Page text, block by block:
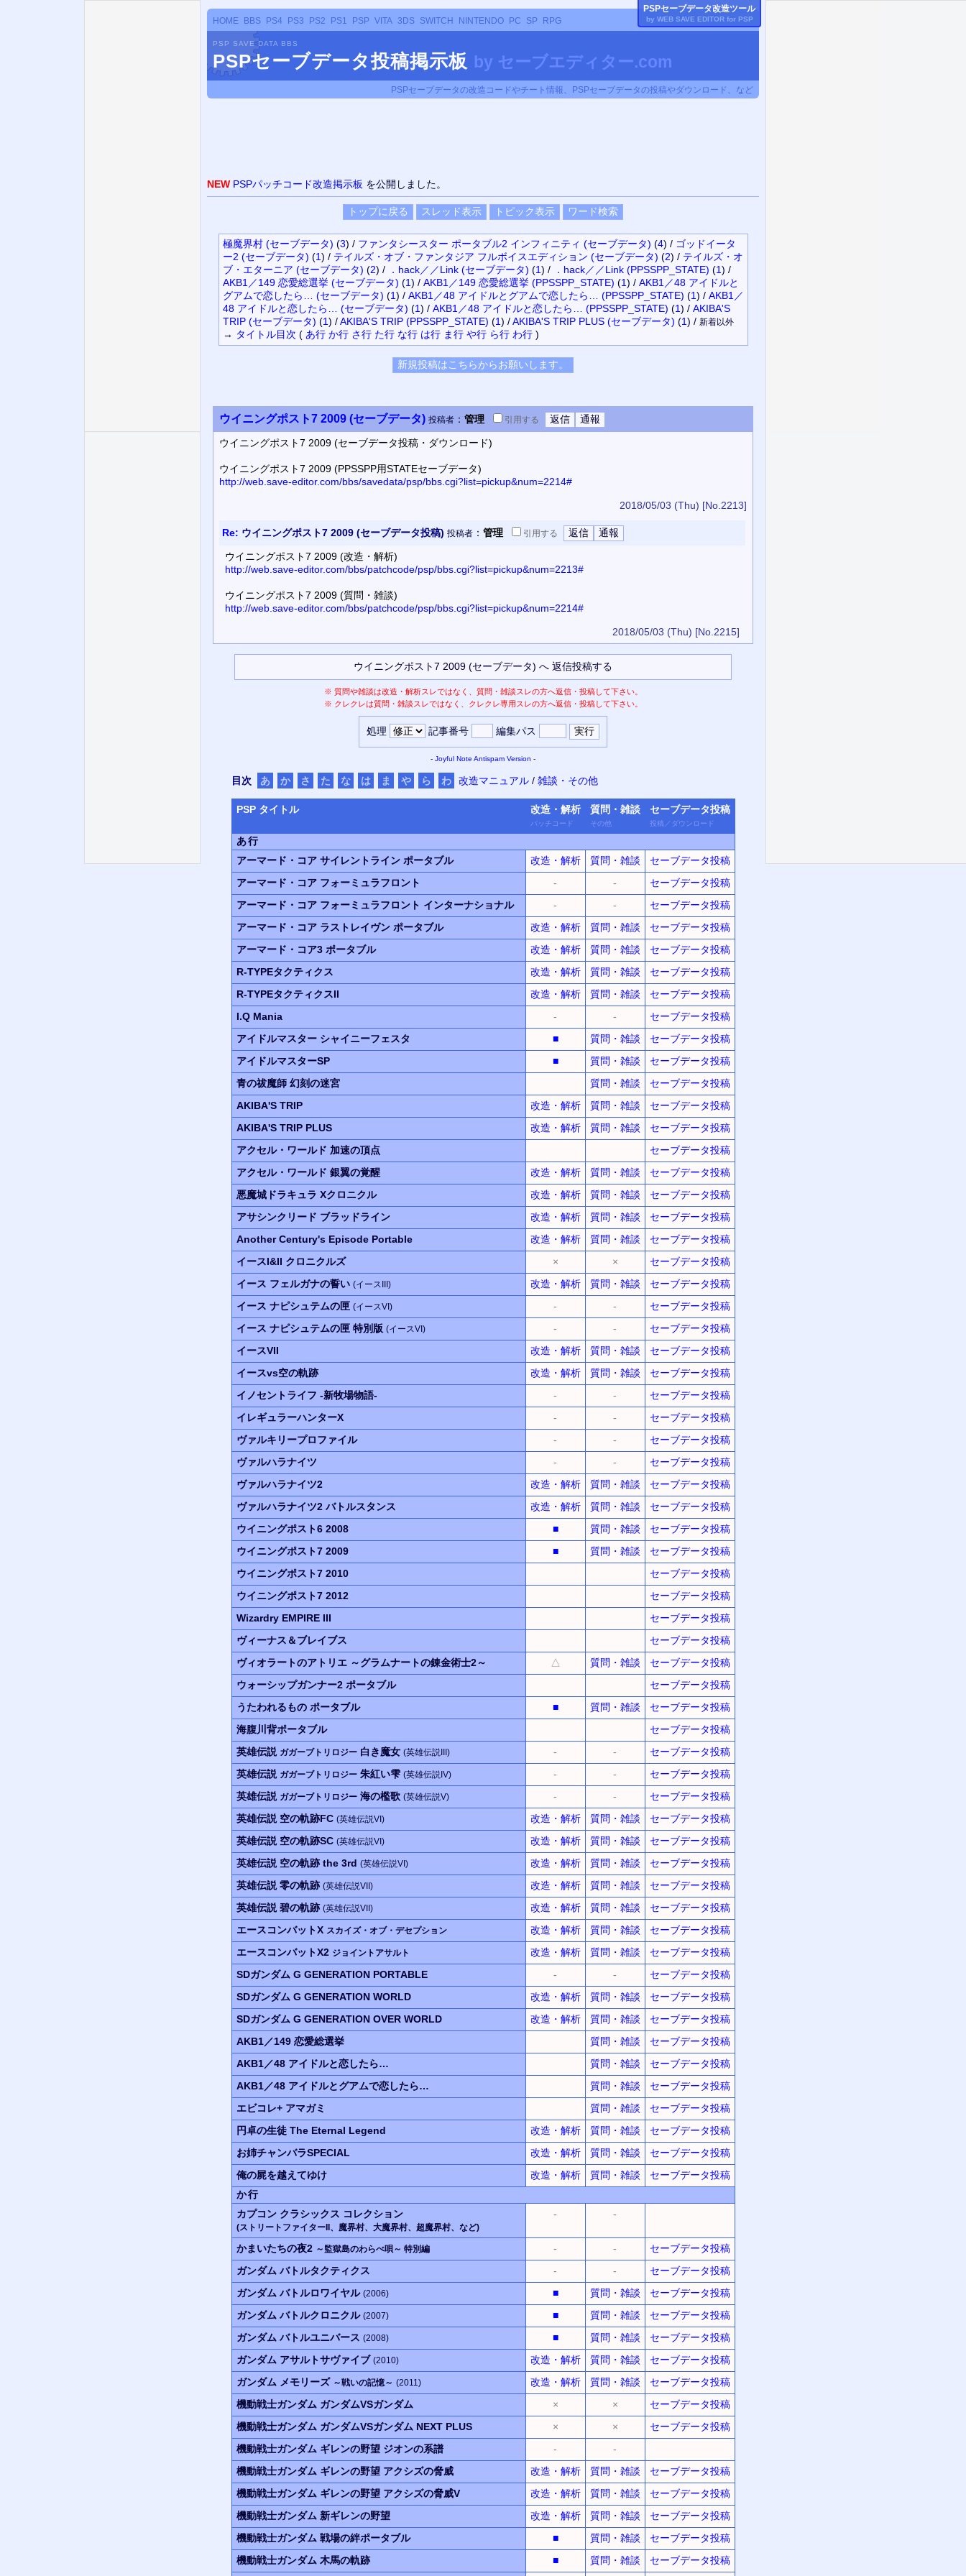
HOME BBS PS4 PS3 PS2 PS1 PSP VITA 3DS SWITCH NINTENDO PC SP RPG
PSP SAVE DATA BBS
PSPセーブデータ投稿掲示板 by セーブエディター.com
PSPセーブデータの改造コードやチート情報、PSPセーブデータの投稿やダウンロード、など
NEW PSPパッチコード改造掲示板 を公開しました。
極魔界村 (セーブデータ) (3) / ファンタシースター ポータブル2 インフィニティ (セーブデータ) (4) / ゴッドイータ
ー2 (セーブデータ) (1) / テイルズ・オブ・ファンタジア フルボイスエディション (セーブデータ) (2) / テイルズ・オ
ブ・エターニア (セーブデータ) (2) / ．hack／／Link (セーブデータ) (1) / ．hack／／Link (PPSSPP_STATE) (1) /
AKB1／149 恋愛総選挙 (セーブデータ) (1) / AKB1／149 恋愛総選挙 (PPSSPP_STATE) (1) / AKB1／48 アイドルと
グアムで恋したら… (セーブデータ) (1) / AKB1／48 アイドルとグアムで恋したら… (PPSSPP_STATE) (1) / AKB1／
48 アイドルと恋したら… (セーブデータ) (1) / AKB1／48 アイドルと恋したら… (PPSSPP_STATE) (1) / AKIBA'S
TRIP (セーブデータ) (1) / AKIBA'S TRIP (PPSSPP_STATE) (1) / AKIBA'S TRIP PLUS (セーブデータ) (1) / 新着以外
→ タイトル目次 ( あ行 か行 さ行 た行 な行 は行 ま行 や行 ら行 わ行)
ウイニングポスト7 2009 (セーブデータ) 投稿者 ： 管理 引用する
ウイニングポスト7 2009 (セーブデータ投稿・ダウンロード)
ウイニングポスト7 2009 (PPSSPP用STATEセーブデータ)
http://web.save-editor.com/bbs/savedata/psp/bbs.cgi?list=pickup&num=2214#
2018/05/03 (Thu) [No.2213]
Re: ウイニングポスト7 2009 (セーブデータ投稿) 投稿者 ： 管理 引用する
ウイニングポスト7 2009 (改造・解析)
http://web.save-editor.com/bbs/patchcode/psp/bbs.cgi?list=pickup&num=2213#
ウイニングポスト7 2009 (質問・雑談)
http://web.save-editor.com/bbs/patchcode/psp/bbs.cgi?list=pickup&num=2214#
2018/05/03 (Thu) [No.2215]
※ 質問や雑談は改造・解析スレではなく、質問・雑談スレの方へ返信・投稿して下さい。
※ クレクレは質問・雑談スレではなく、クレクレ専用スレの方へ返信・投稿して下さい。
処理 記事番号 編集パス
- Joyful Note Antispam Version -
目次 あ か さ た な は ま や ら わ 改造マニュアル/ 雑談・その他
PSPタイトル 改造・ 解析
パッチ コード
質問・ 雑談
その他
セーブデータ投稿
投稿 ／ ダウン ロード
あ行
アーマード・コア サイレントライン ポータブル
改造・解析 質問・雑談
セーブデータ投稿
アーマード・コア フォーミュラフロント
- -
セーブデータ投稿
アーマード・コア フォーミュラフロント インターナショナル
- -
セーブデータ投稿
アーマード・コア ラストレイヴン ポータブル
改造・解析 質問・雑談
セーブデータ投稿
アーマード・コア3 ポータブル
改造・解析 質問・雑談
セーブデータ投稿
R-TYPEタクティクス
改造・解析 質問・雑談
セーブデータ投稿
R-TYPEタクティクスII
改造・解析 質問・雑談
セーブデータ投稿
I.Q Mania
- -
セーブデータ投稿
アイドルマスター シャイニーフェスタ ■ 質問・雑談
セーブデータ投稿
アイドルマスターSP
■ 質問・雑談
セーブデータ投稿
青の祓魔師 幻刻の迷宮
質問・雑談
セーブデータ投稿
AKIBA'S TRIP
改造・解析 質問・雑談
セーブデータ投稿
AKIBA'S TRIP PLUS
改造・解析 質問・雑談
セーブデータ投稿
アクセル・ワールド 加速の頂点
セーブデータ投稿
アクセル・ワールド 銀翼の覚醒 改造・解析 質問・雑談
セーブデータ投稿
悪魔城ドラキュラ Xクロニクル 改造・解析 質問・雑談
セーブデータ投稿
アサシンクリード ブラッドライン
改造・解析 質問・雑談
セーブデータ投稿
Another Century's Episode Portable
改造・解析 質問・雑談
セーブデータ投稿
イースI&II クロニクルズ
× ×
セーブデータ投稿
イース フェルガナの誓い (イースIII) 改造・解析 質問・雑談
セーブデータ投稿
イース ナピシュテムの匣 (イースVI) - -
セーブデータ投稿
イース ナピシュテムの匣 特別版 (イースVI) - -
セーブデータ投稿
イースVII
改造・解析 質問・雑談
セーブデータ投稿
イースvs空の軌跡
改造・解析 質問・雑談
セーブデータ投稿
イノセントライフ -新牧場物語- - -
セーブデータ投稿
イレギュラーハンターX
- -
セーブデータ投稿
ヴァルキリープロファイル
- -
セーブデータ投稿
ヴァルハラナイツ
- -
セーブデータ投稿
ヴァルハラナイツ2
改造・解析 質問・雑談
セーブデータ投稿
ヴァルハラナイツ2 バトルスタンス 改造・解析 質問・雑談
セーブデータ投稿
ウイニングポスト6 2008
■ 質問・雑談
セーブデータ投稿
ウイニングポスト7 2009
■ 質問・雑談
セーブデータ投稿
ウイニングポスト7 2010
セーブデータ投稿
ウイニングポスト7 2012
セーブデータ投稿
Wizardry EMPIRE III
セーブデータ投稿
ヴィーナス＆ブレイブス
セーブデータ投稿
ヴィオラートのアトリエ ～グラムナートの錬金術士2～ △ 質問・雑談
セーブデータ投稿
ウォーシップガンナー2 ポータブル
セーブデータ投稿
うたわれるもの ポータブル
■ 質問・雑談
セーブデータ投稿
海腹川背ポータブル
セーブデータ投稿
英雄伝説 ガガーブトリロジー 白き魔女 (英雄伝説III) - -
セーブデータ投稿
英雄伝説 ガガーブトリロジー 朱紅い雫 (英雄伝説IV) - -
セーブデータ投稿
英雄伝説 ガガーブトリロジー 海の檻歌 (英雄伝説V) - -
セーブデータ投稿
英雄伝説 空の軌跡FC (英雄伝説VI) 改造・解析 質問・雑談
セーブデータ投稿
英雄伝説 空の軌跡SC (英雄伝説VI) 改造・解析 質問・雑談
セーブデータ投稿
英雄伝説 空の軌跡 the 3rd (英雄伝説VI) 改造・解析 質問・雑談
セーブデータ投稿
英雄伝説 零の軌跡 (英雄伝説VII) 改造・解析 質問・雑談
セーブデータ投稿
英雄伝説 碧の軌跡 (英雄伝説VII) 改造・解析 質問・雑談
セーブデータ投稿
エースコンバットX スカイズ・オブ・デセプション 改造・解析 質問・雑談
セーブデータ投稿
エースコンバットX2 ジョイントアサルト 改造・解析 質問・雑談
セーブデータ投稿
SDガンダム G GENERATION PORTABLE - -
セーブデータ投稿
SDガンダム G GENERATION WORLD 改造・解析 質問・雑談
セーブデータ投稿
SDガンダム G GENERATION OVER WORLD 改造・解析 質問・雑談
セーブデータ投稿
AKB1／149 恋愛総選挙 質問・雑談
セーブデータ投稿
AKB1／48 アイドルと恋したら… 質問・雑談
セーブデータ投稿
AKB1／48 アイドルとグアムで恋したら… 質問・雑談
セーブデータ投稿
エビコレ+ アマガミ
質問・雑談
セーブデータ投稿
円卓の生徒 The Eternal Legend
改造・解析 質問・雑談
セーブデータ投稿
お姉チャンバラSPECIAL
改造・解析 質問・雑談
セーブデータ投稿
俺の屍を越えてゆけ
改造・解析 質問・雑談
セーブデータ投稿
か行
カプコン クラシックス コレクション
(ストリートファイターII、 魔界村、 大魔界村、 超魔界村、 など)
- -
かまいたちの夜2 ～監獄島のわらべ唄～ 特別編 - -
セーブデータ投稿
ガンダム バトルタクティクス
- -
セーブデータ投稿
ガンダム バトルロワイヤル (2006) ■ 質問・雑談
セーブデータ投稿
ガンダム バトルクロニクル (2007) ■ 質問・雑談
セーブデータ投稿
ガンダム バトルユニバース (2008) ■ 質問・雑談
セーブデータ投稿
ガンダム アサルトサヴァイブ (2010) 改造・解析 質問・雑談
セーブデータ投稿
ガンダム メモリーズ ～戦いの記憶～ (2011) 改造・解析 質問・雑談
セーブデータ投稿
機動戦士ガンダム ガンダムVSガンダム × ×
セーブデータ投稿
機動戦士ガンダム ガンダムVSガンダム NEXT PLUS × ×
セーブデータ投稿
機動戦士ガンダム ギレンの野望 ジオンの系譜 -
-
機動戦士ガンダム ギレンの野望 アクシズの脅威 改造・解析 質問・雑談
セーブデータ投稿
機動戦士ガンダム ギレンの野望 アクシズの脅威V 改造・解析 質問・雑談
セーブデータ投稿
機動戦士ガンダム 新ギレンの野望 改造・解析 質問・雑談
セーブデータ投稿
機動戦士ガンダム 戦場の絆ポータブル ■ 質問・雑談
セーブデータ投稿
機動戦士ガンダム 木馬の軌跡 ■ 質問・雑談 セーブデータ投稿
PSPセーブデータ改造ツール
by WEB SAVE EDITOR for PSP